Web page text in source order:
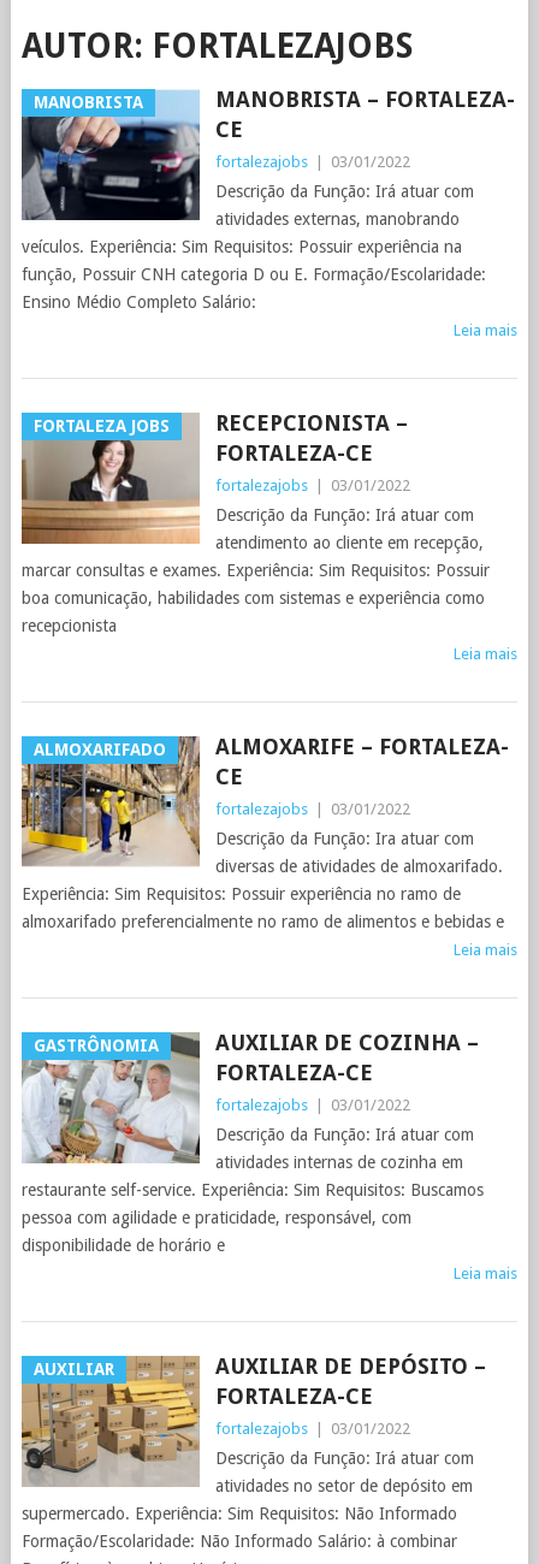
AUTOR: FORTALEZAJOBS
MANOBRISTA
MANOBRISTA – FORTALEZA-
CE
fortalezajobs 03/01/2022
Descrição da Função: Irá atuar com
atividades externas, manobrando
veículos. Experiência: Sim Requisitos: Possuir experiência na
função, Possuir CNH categoria D ou E. Formação/Escolaridade:
Ensino Médio Completo Salário:
Leia mais
FORTALEZA JOBS
RECEPCIONISTA –
FORTALEZA-CE
fortalezajobs 03/01/2022
Descrição da Função: Irá atuar com
atendimento ao cliente em recepção,
marcar consultas e exames. Experiência: Sim Requisitos: Possuir
boa comunicação, habilidades com sistemas e experiência como
recepcionista
Leia mais
ALMOXARIFADO
ALMOXARIFE – FORTALEZA-
CE
fortalezajobs 03/01/2022
Descrição da Função: Ira atuar com
diversas de atividades de almoxarifado.
Experiência: Sim Requisitos: Possuir experiência no ramo de
almoxarifado preferencialmente no ramo de alimentos e bebidas e
Leia mais
GASTRÔNOMIA
AUXILIAR DE COZINHA –
FORTALEZA-CE
fortalezajobs 03/01/2022
Descrição da Função: Irá atuar com
atividades internas de cozinha em
restaurante self-service. Experiência: Sim Requisitos: Buscamos
pessoa com agilidade e praticidade, responsável, com
disponibilidade de horário e
Leia mais
AUXILIAR
AUXILIAR DE DEPÓSITO –
FORTALEZA-CE
fortalezajobs 03/01/2022
Descrição da Função: Irá atuar com
atividades no setor de depósito em
supermercado. Experiência: Sim Requisitos: Não Informado
Formação/Escolaridade: Não Informado Salário: à combinar